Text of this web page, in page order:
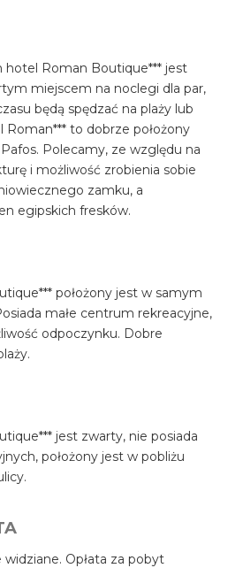
hotel Roman Boutique*** jest
miejscem na noclegi dla par,
będą spędzać na plaży lub
Roman*** to dobrze położony
Polecamy, ze względu na
i możliwość zrobienia sobie
zamku, a
egipskich fresków.
położony jest w samym
małe centrum rekreacyjne,
odpoczynku. Dobre
jest zwarty, nie posiada
położony jest w pobliżu
Opłata za pobyt